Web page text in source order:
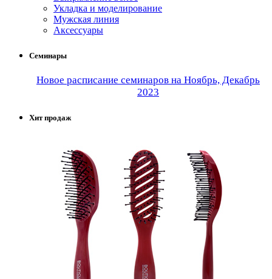
Укладка и моделирование
Мужская линия
Аксессуары
Семинары
Новое расписание семинаров на Ноябрь, Декабрь
2023
Хит продаж